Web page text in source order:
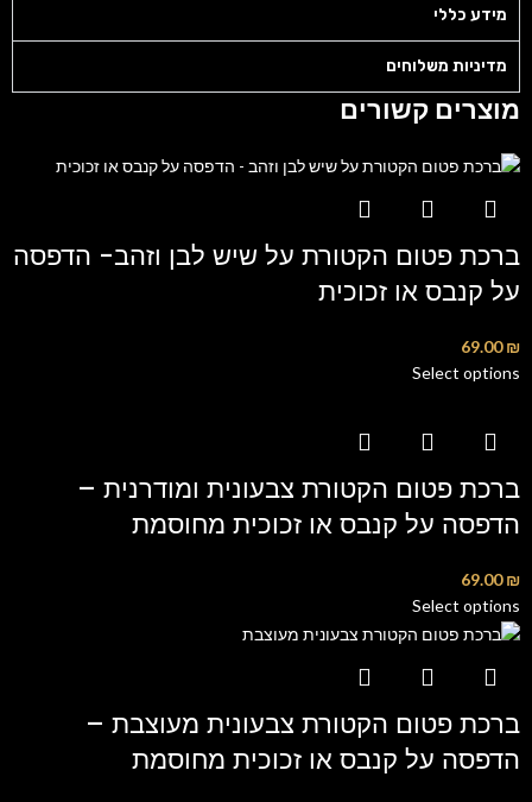
מידע כללי
מדיניות משלוחים
מוצרים קשורים
ברכת פטום הקטורת על שיש לבן וזהב- הדפסה
על קנבס או זכוכית
69.00₪
Select options
ברכת פטום הקטורת צבעונית ומודרנית –
הדפסה על קנבס או זכוכית מחוסמת
69.00₪
Select options
ברכת פטום הקטורת צבעונית מעוצבת –
הדפסה על קנבס או זכוכית מחוסמת